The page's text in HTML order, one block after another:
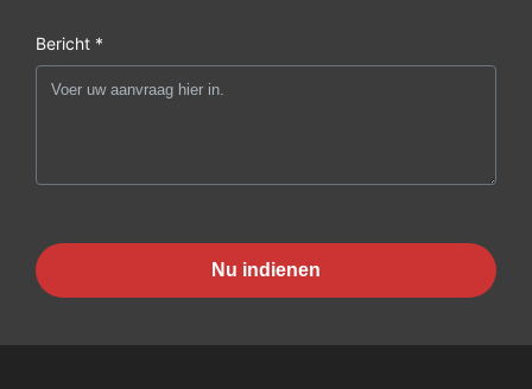
Bericht *
Nu indienen